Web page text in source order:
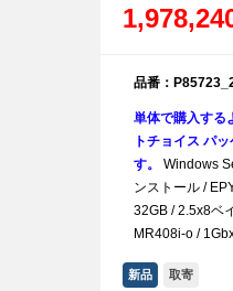
品番：
単体で購入する
トチョイス パ
す。
Windows
ンストール /
32GB / 2.5x8ベ
MR408i-o /
新品 取寄